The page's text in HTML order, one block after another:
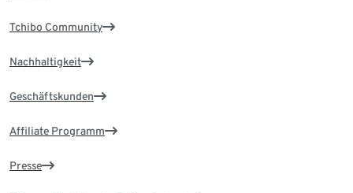
Tchibo Community
Nachhaltigkeit
Geschäftskunden
Affiliate Programm
Presse